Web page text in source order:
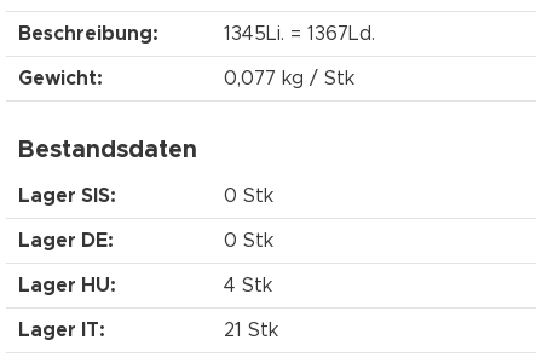
Beschreibung: 1345Li. = 1367Ld.
Gewicht: 0,077 kg / Stk
Bestandsdaten
Lager SIS: 0 Stk
Lager DE: 0 Stk
Lager HU: 4 Stk
Lager IT: 21 Stk